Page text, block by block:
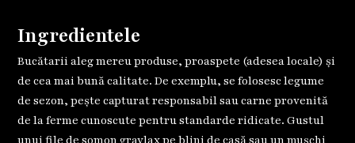
Ingredientele
Bucătarii aleg mereu produse, proaspete (adesea locale) și
de cea mai bună calitate. De exemplu, se folosesc legume
de sezon, pește capturat responsabil sau carne provenită
de la ferme cunoscute pentru standarde ridicate. Gustul
unui file de somon gravlax pe blini de casă sau un mușchi